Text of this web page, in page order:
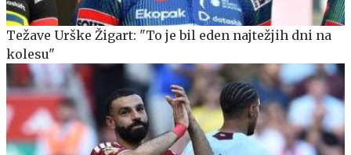
Težave Urške Žigart: "To je bil eden najtežjih dni na
kolesu"